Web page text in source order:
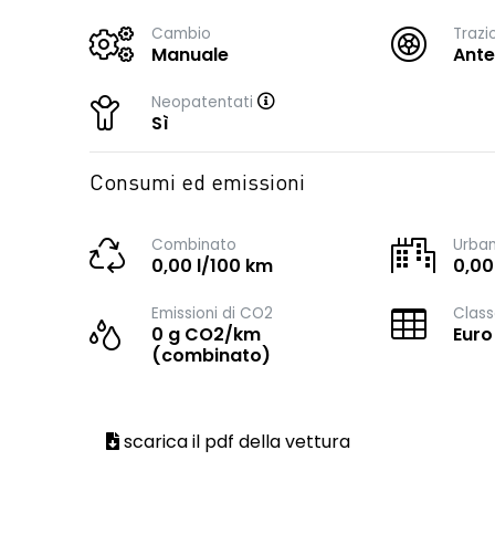
Cambio
Manuale
Neopatentati
Sì
Consumi ed emissioni
Combinato
0,00 l/100 km
Emissioni di CO2
0 g CO2/km
(combinato)
scarica il pdf della vettura